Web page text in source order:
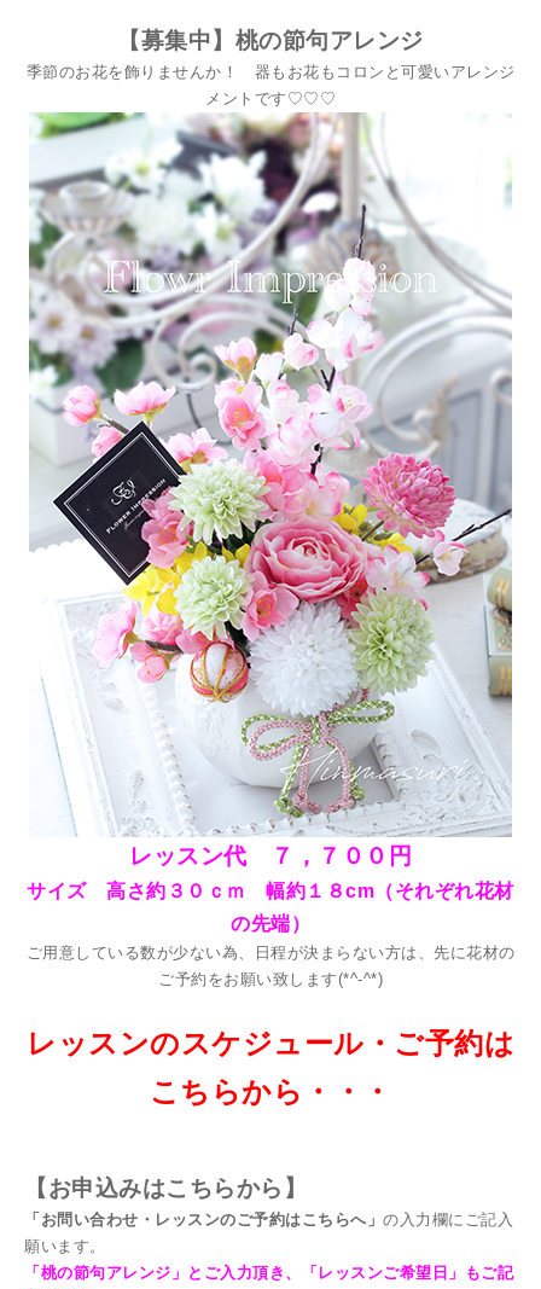
【募集中】桃の節句アレンジ
季節のお花を飾りませんか！ 器もお花もコロンと可愛いアレンジ
メントです♡♡♡
レッスン代 ７，７００ 円
サイズ 高さ約３０ｃｍ 幅約１８cm（それぞれ花材
の先端）
ご用意している数が少ない為、日程が決まらない方は、先に花材の
ご予約をお願い致します(*^-^*)
レッスンのスケジュール・ご予約は
こちらから・・・
【お申込みはこちらから】
「お問い合わせ・レッスンのご予約はこちらへ」 の入力欄にご記入
願います。
「桃の節句アレンジ」とご入力頂き、
「レッスンご希望日」もご記